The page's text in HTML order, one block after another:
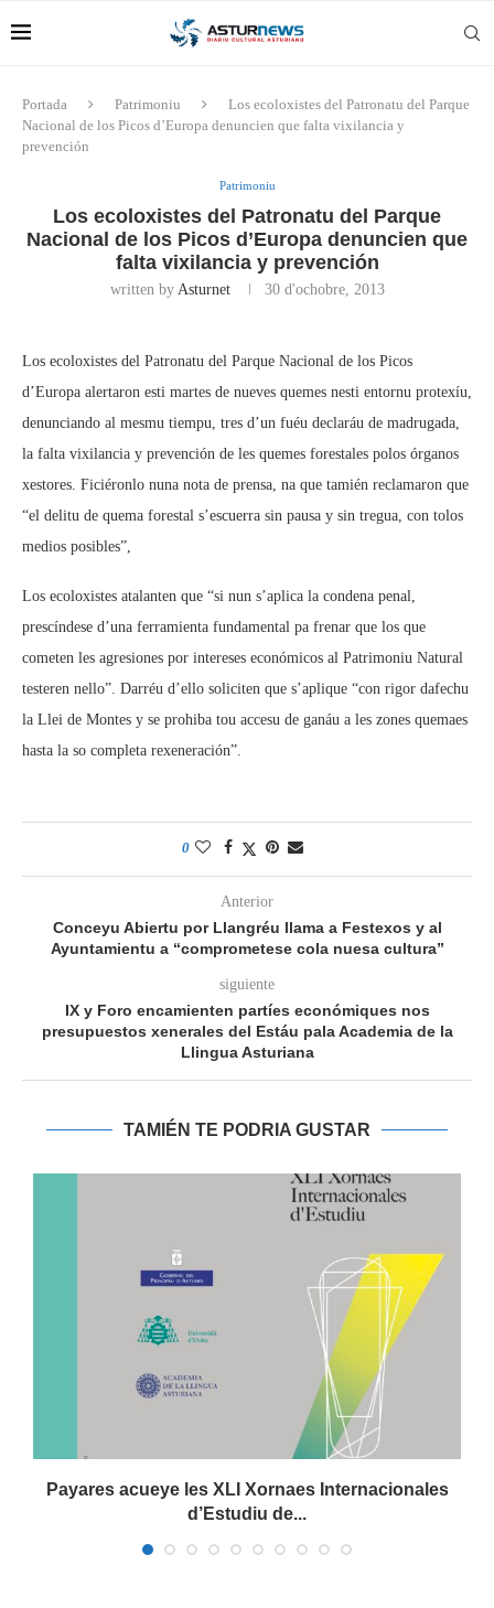
Portada Patrimoniu
Los ecoloxistes del Patronatu del Parque
Nacional de los Picos d’Europa denuncien que falta vixilancia y
prevención
Patrimoniu
Los ecoloxistes del Patronatu del Parque
Nacional de los Picos d’Europa denuncien que
falta vixilancia y prevención
written by Asturnet 30 d'ochobre, 2013
Los ecoloxistes del Patronatu del Parque Nacional de los Picos
d’Europa alertaron esti martes de nueves quemes nesti entornu protexíu,
denunciando al mesmu tiempu, tres d’un fuéu declaráu de madrugada,
la falta vixilancia y prevención de les quemes forestales polos órganos
xestores. Ficiéronlo nuna nota de prensa, na que tamién reclamaron que
“el delitu de quema forestal s’escuerra sin pausa y sin tregua, con tolos
medios posibles”,
Los ecoloxistes atalanten que “si nun s’aplica la condena penal,
prescíndese d’una ferramienta fundamental pa frenar que los que
cometen les agresiones por intereses económicos al Patrimoniu Natural
testeren nello”. Darréu d’ello soliciten que s’aplique “con rigor dafechu
la Llei de Montes y se prohiba tou accesu de ganáu a les zones quemaes
hasta la so completa rexeneración”.
0
Anterior
Conceyu Abiertu por Llangréu llama a Festexos y al
Ayuntamientu a “comprometese cola nuesa cultura”
siguiente
IX y Foro encamienten partíes económiques nos
presupuestos xenerales del Estáu pala Academia de la
Llingua Asturiana
TAMIÉN TE PODRIA GUSTAR
Payares acueye les XLI Xornaes Internacionales
d’Estudiu de...